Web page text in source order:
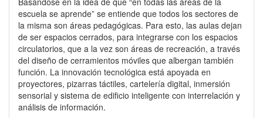
escuela se aprende” se entiende que todos los sectores de
la misma son áreas pedagógicas. Para esto, las aulas dejan
de ser espacios cerrados, para integrarse con los espacios
circulatorios, que a la vez son áreas de recreación, a través
del diseño de cerramientos móviles que albergan también
función. La innovación tecnológica está apoyada en
proyectores, pizarras táctiles, cartelería digital, inmersión
sensorial y sistema de edificio inteligente con interrelación y
análisis de información.